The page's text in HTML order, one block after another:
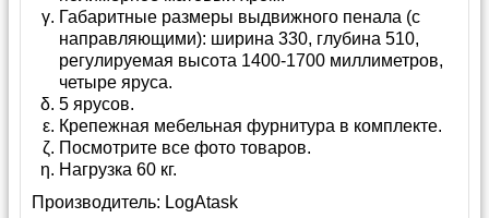
Габаритные размеры выдвижного пенала (с
направляющими): ширина 330, глубина 510,
регулируемая высота 1400-1700 миллиметров,
четыре яруса.
5 ярусов.
Крепежная мебельная фурнитура в комплекте.
Посмотрите все фото товаров.
Нагрузка 60 кг.
Производитель: LogAtask